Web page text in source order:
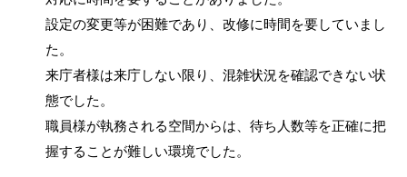
設定の変更等が困難であり、改修に時間を要していまし
た。
来庁者様は来庁しない限り、混雑状況を確認できない状
態でした。
職員様が執務される空間からは、待ち人数等を正確に把
握することが難しい環境でした。